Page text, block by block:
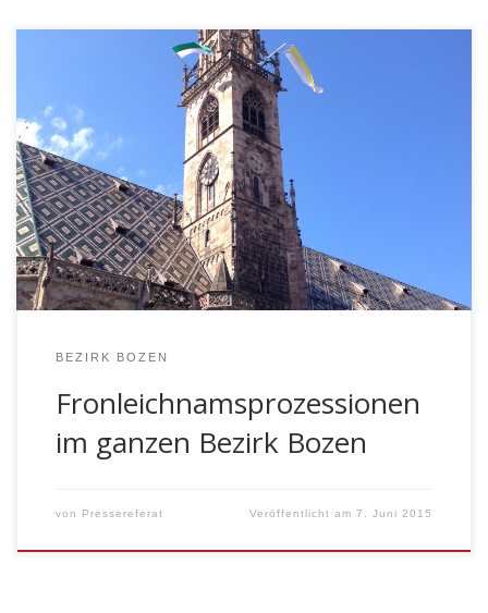
Das Fronleichnamsfest oder Fest des heiligsten Leibes
und Blutes Christi ist ein Hochfest im Kirchenjahr der
katholischen Kirche, mit dem die leibliche Gegenwart
Jesu Christi im Sakrament der Eucharistie gefeiert wird.
In einem Stück Brot, in einer unscheinbaren materiellen
Wirklichkeit wird Gott mitten unter uns gefeiert und
man verbindet sich ganz fleischlich […]
BEZIRK BOZEN
Fronleichnamsprozessionen
im ganzen Bezirk Bozen
von Pressereferat Veröffentlicht am7. Juni 2015